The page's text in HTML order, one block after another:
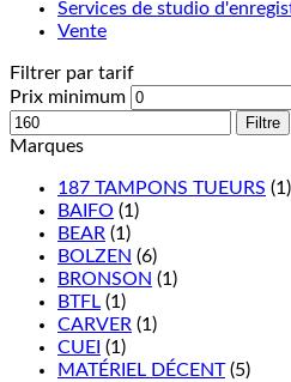
Services de studio
Vente
Filtrer par tarif
Prix minimum
Filtre
Marques
187 TAMPONS TUEURS (1)
BAIFO (1)
BEAR (1)
BOLZEN (6)
BRONSON (1)
BTFL (1)
CARVER (1)
CUEI (1)
MATÉRIEL DÉCENT (5)